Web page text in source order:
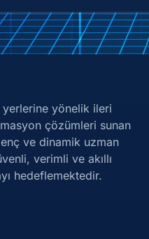
yönelik ileri
çözümleri sunan
ve dinamik uzman
verimli ve akıllı
hedeflemektedir.